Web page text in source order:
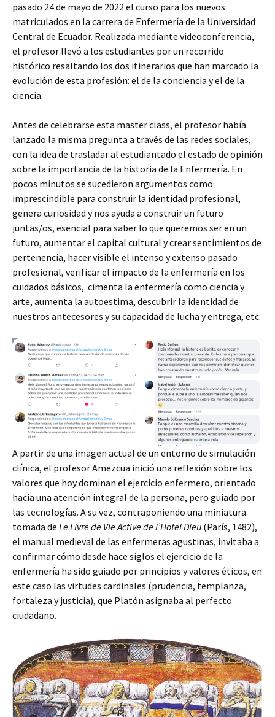
pasado 24 de mayo de 2022 el curso para los nuevos
matriculados en la carrera de Enfermería de la Universidad
Central de Ecuador. Realizada mediante videoconferencia,
el profesor llevó a los estudiantes por un recorrido
histórico resaltando los dos itinerarios que han marcado la
evolución de esta profesión: el de la conciencia y el de la
ciencia.
Antes de celebrarse esta master class, el profesor había
lanzado la misma pregunta a través de las redes sociales,
con la idea de trasladar al estudiantado el estado de opinión
sobre la importancia de la historia de la Enfermería. En
pocos minutos se sucedieron argumentos como:
imprescindible para construir la identidad profesional,
genera curiosidad y nos ayuda a construir un futuro
juntas/os, esencial para saber lo que queremos ser en un
futuro, aumentar el capital cultural y crear sentimientos de
pertenencia, hacer visible el intenso y extenso pasado
profesional, verificar el impacto de la enfermería en los
cuidados básicos, cimenta la enfermería como ciencia y
arte, aumenta la autoestima, descubrir la identidad de
nuestros antecesores y su capacidad de lucha y entrega, etc.
A partir de una imagen actual de un entorno de simulación
clínica, el profesor Amezcua inició una reflexión sobre los
valores que hoy dominan el ejercicio enfermero, orientado
hacia una atención integral de la persona, pero guiado por
las tecnologías. A su vez, contraponiendo una miniatura
tomada de Le Livre de Vie Active de l’Hotel Dieu (París, 1482),
el manual medieval de las enfermeras agustinas, invitaba a
confirmar cómo desde hace siglos el ejercicio de la
enfermería ha sido guiado por principios y valores éticos, en
este caso las virtudes cardinales (prudencia, templanza,
fortaleza y justicia), que Platón asignaba al perfecto
ciudadano.